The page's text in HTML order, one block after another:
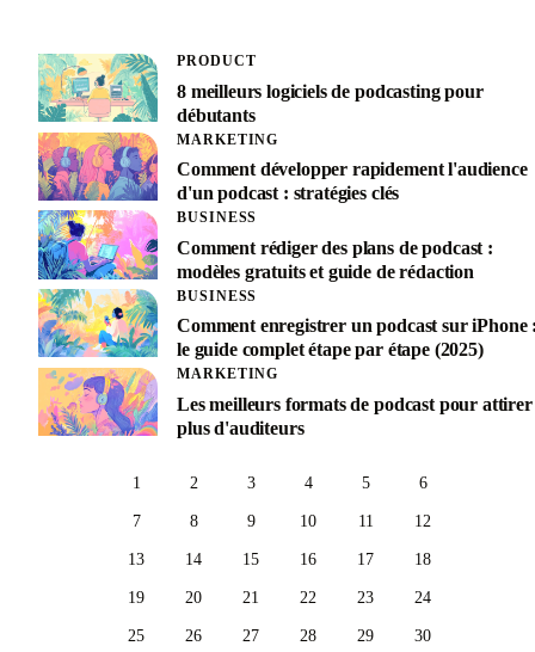
PRODUCT
8 meilleurs logiciels de podcasting pour
débutants
MARKETING
Comment développer rapidement l'audience
d'un podcast : stratégies clés
BUSINESS
Comment rédiger des plans de podcast :
modèles gratuits et guide de rédaction
BUSINESS
Comment enregistrer un podcast sur iPhone
le guide complet étape par étape (2025)
MARKETING
Les meilleurs formats de podcast pour attirer
plus d'auditeurs
1 2 3 4 5 6
7 8 9 10 11 12
13 14 15 16 17 18
19 20 21 22 23 24
25 26 27 28 29 30